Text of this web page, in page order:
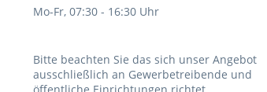
Mo-Fr, 07:30 - 16:30 Uhr
Bitte beachten Sie das sich unser Angebot
ausschließlich an Gewerbetreibende und